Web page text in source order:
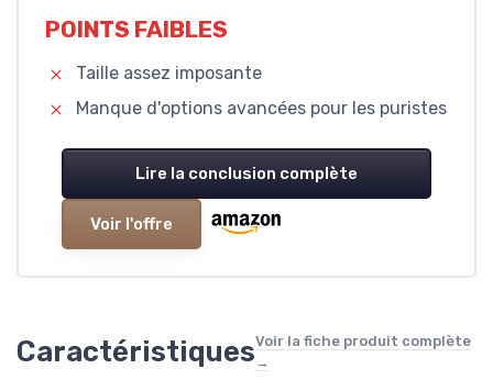
POINTS FAIBLES
Taille assez imposante
Manque d'options avancées pour les puristes
Lire la conclusion complète
Voir l'offre
CaractéristiquesVoir la fiche produit complète
→